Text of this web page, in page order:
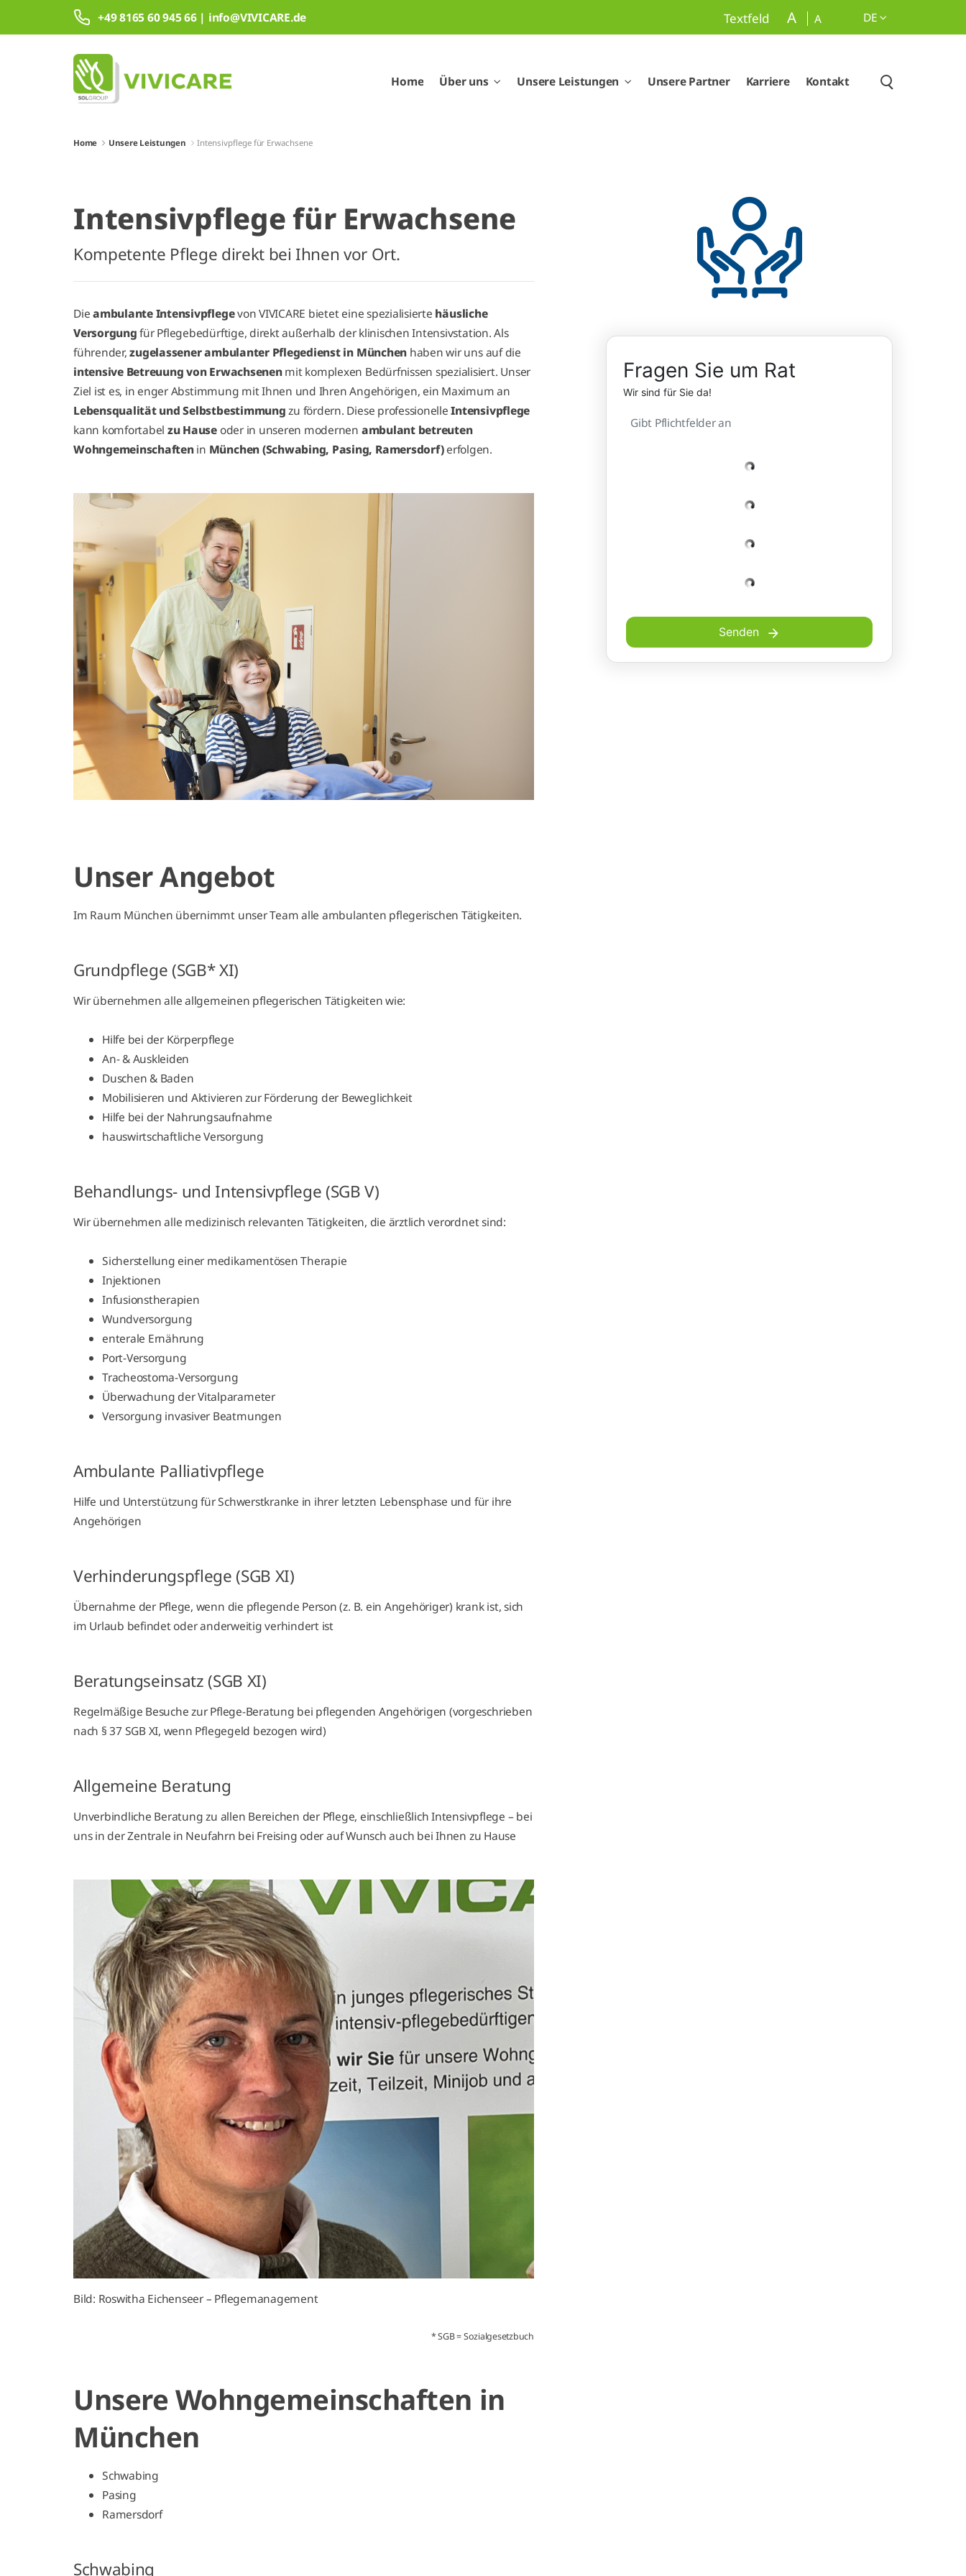
Zum Hauptinhalt springen+49 8165 60 945 66 | info@VIVICARE.de Textfeld A A DE
Home Über uns Unsere Leistungen Unsere Partner Karriere Kontakt
Home Unsere Leistungen Intensivpflege für Erwachsene
Intensivpflege für Erwachsene
Kompetente Pflege direkt bei Ihnen vor Ort.
Dieambulante Intensivpflegevon VIVICARE bietet eine spezialisierte häusliche
Versorgungfür Pflegebedürftige, direkt außerhalb der klinischen Intensivstation. Als
führender,zugelassener ambulanter Pflegedienst in München haben wir uns auf die
intensive Betreuung von Erwachsenenmit komplexen Bedürfnissen spezialisiert. Unser
Ziel ist es, in enger Abstimmung mit Ihnen und Ihren Angehörigen, ein Maximum an
Lebensqualität und Selbstbestimmungzu fördern. Diese professionelleIntensivpflege
kann komfortabel zu Hause oder in unseren modernen ambulant betreuten
Wohngemeinschaftenin München (Schwabing, Pasing, Ramersdorf)erfolgen.
Unser Angebot
Im Raum München übernimmt unser Team alle ambulanten pflegerischen Tätigkeiten.
Grundpflege (SGB* XI)
Wir übernehmen alle allgemeinen pflegerischen Tätigkeiten wie:
Hilfe bei der Körperpflege
An- & Auskleiden
Duschen & Baden
Mobilisieren und Aktivieren zur Förderung der Beweglichkeit
Hilfe bei der Nahrungsaufnahme
hauswirtschaftliche Versorgung
Behandlungs- und Intensivpflege (SGB V)
Wir übernehmen alle medizinisch relevanten Tätigkeiten, die ärztlich verordnet sind:
Sicherstellung einer medikamentösen Therapie
Injektionen
Infusionstherapien
Wundversorgung
enterale Ernährung
Port-Versorgung
Tracheostoma-Versorgung
Überwachung der Vitalparameter
Versorgung invasiver Beatmungen
Ambulante Palliativpflege
Hilfe und Unterstützung für Schwerstkranke in ihrer letzten Lebensphase und für ihre
Angehörigen
Verhinderungspflege (SGB XI)
Übernahme der Pflege, wenn die pflegende Person (z. B. ein Angehöriger) krank ist, sich
im Urlaub befindet oder anderweitig verhindert ist
Beratungseinsatz (SGB XI)
Regelmäßige Besuche zur Pflege-Beratung bei pflegenden Angehörigen (vorgeschrieben
nach § 37 SGB XI, wenn Pflegegeld bezogen wird)
Allgemeine Beratung
Unverbindliche Beratung zu allen Bereichen der Pflege, einschließlich Intensivpflege – bei
uns in der Zentrale in Neufahrn bei Freising oder auf Wunsch auch bei Ihnen zu Hause
Bild: Roswitha Eichenseer – Pflegemanagement
* SGB = Sozialgesetzbuch
Unsere Wohngemeinschaften in
München
Schwabing
Pasing
Ramersdorf
Schwabing
Fragen Sie um Rat
Wir sind für Sie da!
Gibt Pflichtfelder an
Senden